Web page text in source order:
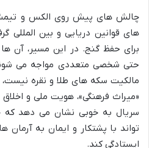
چالش های پیش روی الکس و
های قوانین دریایی و بین المللی
برای حفظ گنج. در این مسیر، آن ها
حتی شخصی متعددی مواجه می
مالکیت سکه های طلا و نقره
«میراث فرهنگی»، هویت ملی و
سریال به خوبی نشان می دهد که
تواند با پشتکار و ایمان به آرمان
ایستادگی کند.